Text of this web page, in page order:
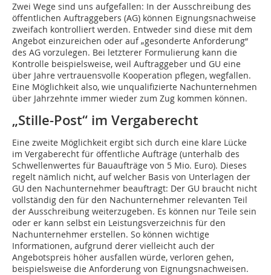
Zwei Wege sind uns aufgefallen: In der Ausschreibung des
öffentlichen Auftraggebers (AG) können Eignungsnachweise
zweifach kontrolliert werden. Entweder sind diese mit dem
Angebot einzureichen oder auf „gesonderte Anforderung“
des AG vorzulegen. Bei letzterer Formulierung kann die
Kontrolle beispielsweise, weil Auftraggeber und GU eine
über Jahre vertrauensvolle Kooperation pflegen, wegfallen.
Eine Möglichkeit also, wie unqualifizierte Nachunternehmen
über Jahrzehnte immer wieder zum Zug kommen können.
„Stille-Post“ im Vergaberecht
Eine zweite Möglichkeit ergibt sich durch eine klare Lücke
im Vergaberecht für öffentliche Aufträge (unterhalb des
Schwellenwertes für Bauaufträge von 5 Mio. Euro). Dieses
regelt nämlich nicht, auf welcher Basis von Unterlagen der
GU den Nachunternehmer beauftragt: Der GU braucht nicht
vollständig den für den Nachunternehmer relevanten Teil
der Ausschreibung weiterzugeben. Es können nur Teile sein
oder er kann selbst ein Leistungsverzeichnis für den
Nachunternehmer erstellen. So können wichtige
Informationen, aufgrund derer vielleicht auch der
Angebotspreis höher ausfallen würde, verloren gehen,
beispielsweise die Anforderung von Eignungsnachweisen.